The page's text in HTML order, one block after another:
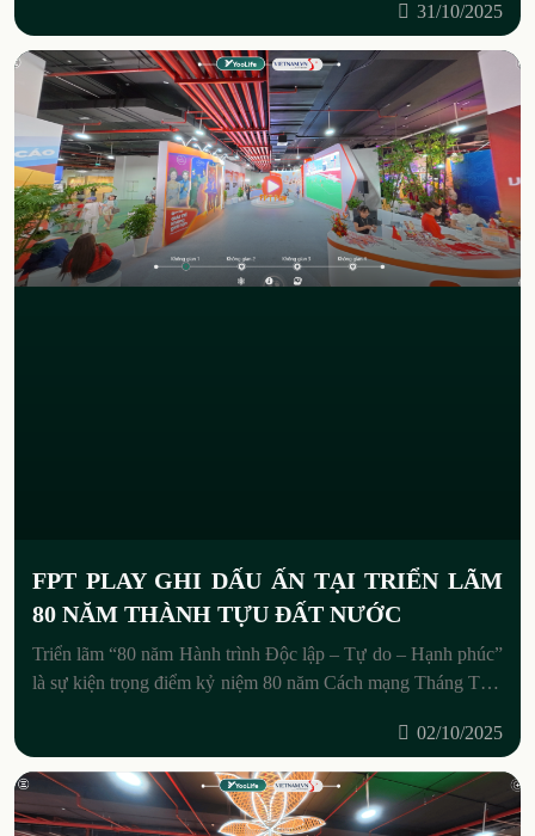
31/10/2025
FPT PLAY GHI DẤU ẤN TẠI TRIỂN LÃM
80 NĂM THÀNH TỰU ĐẤT NƯỚC
Triển lãm “80 năm Hành trình Độc lập – Tự do – Hạnh phúc”
là sự kiện trọng điểm kỷ niệm 80 năm Cách mạng Tháng Tám
02/10/2025